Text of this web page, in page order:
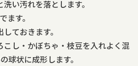
い汚れを落とします。
ます。
ておきます。
こし・かぼちゃ・枝豆を入れよく混
球状に成形します。